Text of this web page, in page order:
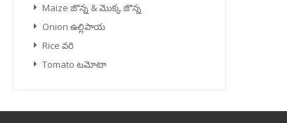
Maize జొన్న & మొక్క జొన్న
Onion ఉల్లిపాయ
Rice వరి
Tomato టమోటా